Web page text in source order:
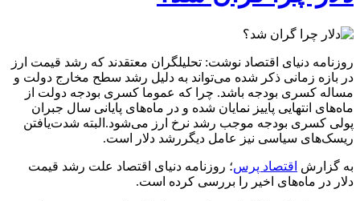
روزنامه دنیای اقتصاد نوشت: تحلیلگران معتقدند که رشد قیمت ارز
در بازه زمانی ذکر شده می‌تواند به دلیل رشد سطح مخارج دولت و
مساله کسری بودجه باشد. چرا که عموما کسری بودجه دولت از
ماه‌های انتهایی پاییز نمایان شده و در ماه‌های پایانی سال جبران
پولی کسری بودجه موجب رشد نرخ ارز می‌شود.البته شدت‌یافتن
ریسک‌های سیاسی نیز عامل دیگررشد دلار است.
به گزارش اقتصاد پرس؛ روزنامه دنیای اقتصاد علت رشد قیمت
دلار در ماه‌های اخیر را بررسی کرده است.